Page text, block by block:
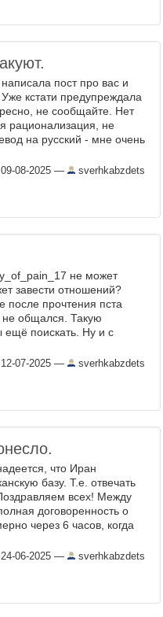
пост про вас и
кстати предупреждала
не сообщайте. Нет
рационализация, не
на русский - мне очень
09-08-2025 — sverhkabzdets
не может
завести отношений?
после прочтения пста
не общался. Такую
ещё поискать. Ну и с
12-07-2025 — sverhkabzdets
что Иран
базу. Т.е. отвечать
всех! Между
договоренность о
через 6 часов, когда
24-06-2025 — sverhkabzdets